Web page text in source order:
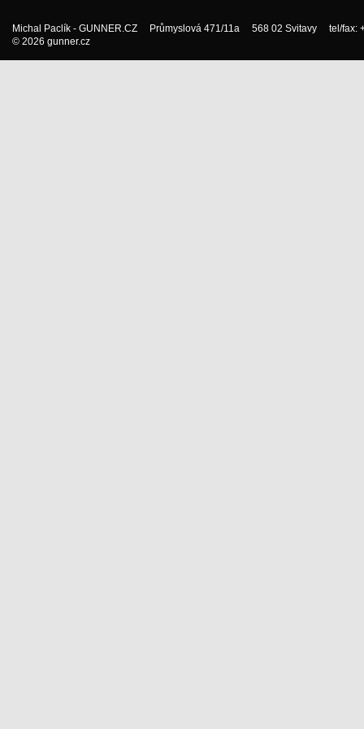
Michal Paclík - GUNNER.CZ Průmyslová 471/11a 568 02 Svitavy tel/
© 2026 gunner.cz